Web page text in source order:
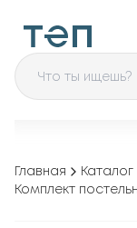
Главная Каталог
Комплект